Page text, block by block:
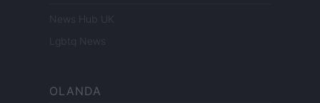
News Hub UK
Lgbtq News
OLANDA